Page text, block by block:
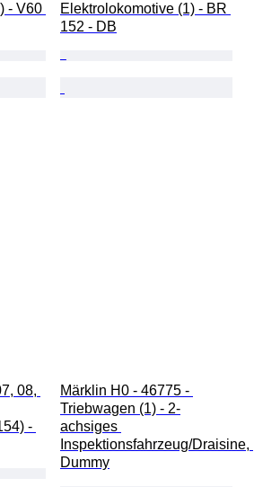
- V60
Elektrolokomotive (1) - BR
152 - DB
08,
-
Märklin H0 - 46775 -
Triebwagen (1) - 2-
achsiges
Inspektionsfahrzeug/Draisine,
Dummy